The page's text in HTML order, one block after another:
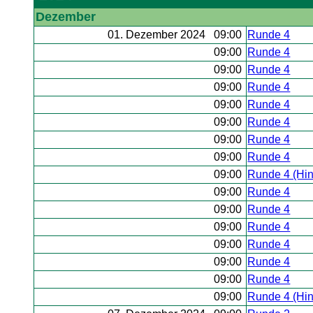
Dezember
01. Dezember 2024 09:00 Runde 4
09:00 Runde 4
09:00 Runde 4
09:00 Runde 4
09:00 Runde 4
09:00 Runde 4
09:00 Runde 4
09:00 Runde 4
09:00 Runde 4
09:00 Runde 4
09:00 Runde 4
09:00 Runde 4
09:00 Runde 4
09:00 Runde 4
09:00 Runde 4
09:00 Runde 4